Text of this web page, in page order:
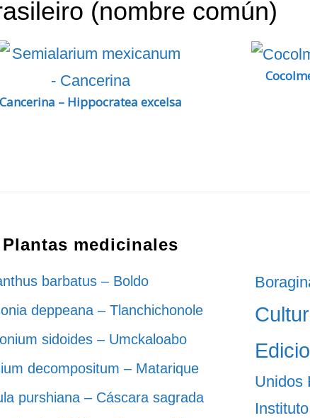
(nombre común)
Cancerina – Hippocratea excelsa
Plantas medicinales
barbatus – Boldo
deppeana – Tlanchichonole
sidoides – Umckaloabo
decompositum – Matarique
purshiana – Cáscara sagrada
Unidos